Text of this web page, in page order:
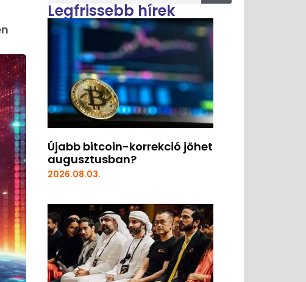
Legfrissebb hírek
Újabb bitcoin-korrekció jöhet
augusztusban?
2026.08.03.